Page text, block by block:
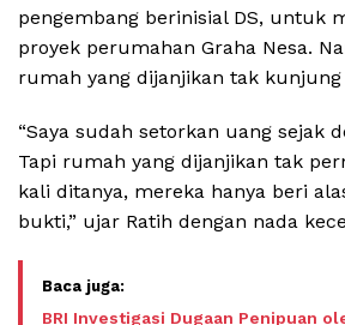
pengembang berinisial DS, untuk
proyek perumahan Graha Nesa.
rumah yang dijanjikan tak
“Saya sudah setorkan uang sejak
Tapi rumah yang dijanjikan tak
kali ditanya, mereka hanya beri
bukti,” ujar Ratih dengan nada
BRI Investigasi Dugaan Penipuan